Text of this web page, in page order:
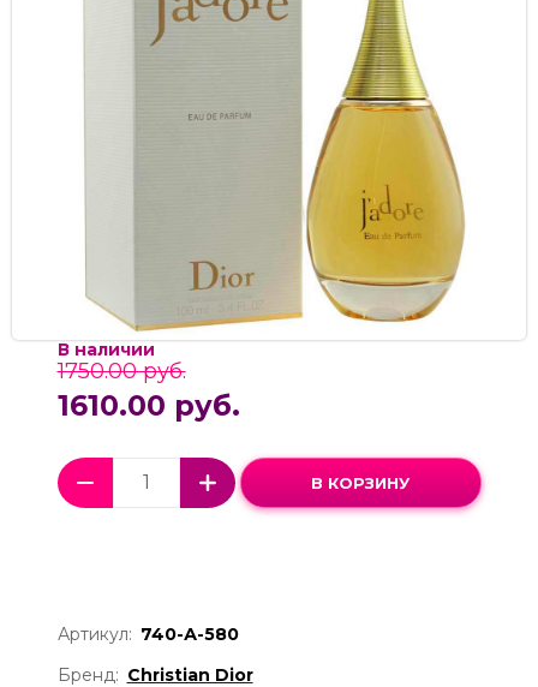
В наличии
1750.00 руб.
1610.00 руб.
В КОРЗИНУ
Артикул: 740-А-580
Бренд: Christian Dior